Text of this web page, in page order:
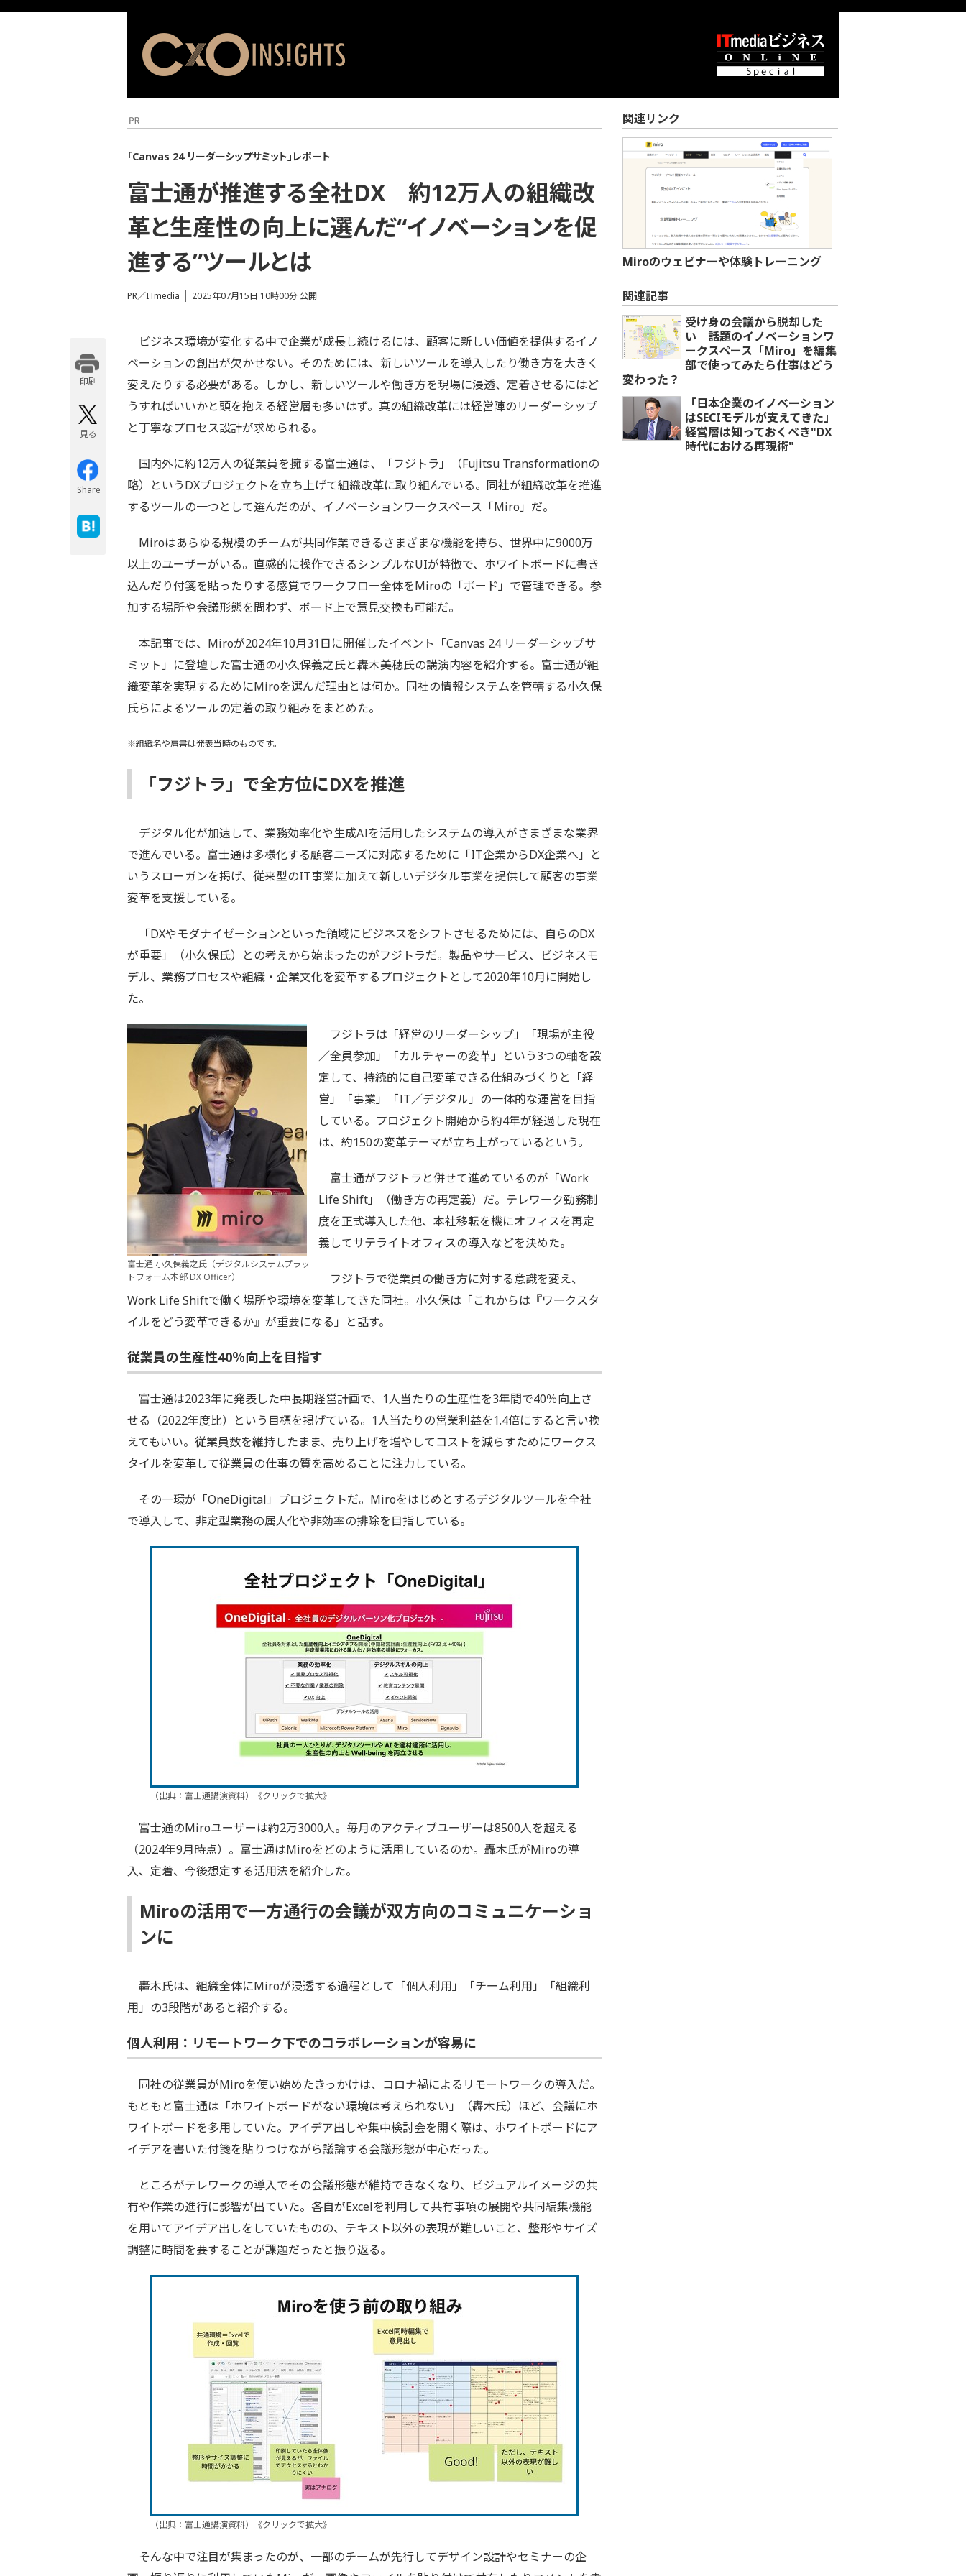
富士通が推進する全社DX 約12万人の組織改
革と生産性の向上に選んだ“イノベーションを促
進する”ツールとは
「Canvas 24 リーダーシップサミット」レポート
PR／ITmedia 2025年07月15日 10時00分 公開
印刷
見る
Share
ビジネス環境が変化する中で企業が成長し続けるには、顧客に新しい価値を提供するイノ
ベーションの創出が欠かせない。そのためには、新しいツールを導入したり働き方を大きく
変えたりする必要がある。しかし、新しいツールや働き方を現場に浸透、定着させるにはど
うすればいいかと頭を抱える経営層も多いはず。真の組織改革には経営陣のリーダーシップ
と丁寧なプロセス設計が求められる。
国内外に約12万人の従業員を擁する富士通は、「フジトラ」（Fujitsu Transformationの
略）というDXプロジェクトを立ち上げて組織改革に取り組んでいる。同社が組織改革を推進
するツールの一つとして選んだのが、イノベーションワークスペース「Miro」だ。
Miroはあらゆる規模のチームが共同作業できるさまざまな機能を持ち、世界中に9000万
以上のユーザーがいる。直感的に操作できるシンプルなUIが特徴で、ホワイトボードに書き
込んだり付箋を貼ったりする感覚でワークフロー全体をMiroの「ボード」で管理できる。参
加する場所や会議形態を問わず、ボード上で意見交換も可能だ。
本記事では、Miroが2024年10月31日に開催したイベント「Canvas 24 リーダーシップサ
ミット」に登壇した富士通の小久保義之氏と轟木美穂氏の講演内容を紹介する。富士通が組
織変革を実現するためにMiroを選んだ理由とは何か。同社の情報システムを管轄する小久保
氏らによるツールの定着の取り組みをまとめた。
※組織名や肩書は発表当時のものです。
「フジトラ」で全方位にDXを推進
デジタル化が加速して、業務効率化や生成AIを活用したシステムの導入がさまざまな業界
で進んでいる。富士通は多様化する顧客ニーズに対応するために「IT企業からDX企業へ」と
いうスローガンを掲げ、従来型のIT事業に加えて新しいデジタル事業を提供して顧客の事業
変革を支援している。
「DXやモダナイゼーションといった領域にビジネスをシフトさせるためには、自らのDX
が重要」（小久保氏）との考えから始まったのがフジトラだ。製品やサービス、ビジネスモ
デル、業務プロセスや組織・企業文化を変革するプロジェクトとして2020年10月に開始し
た。
富士通 小久保義之氏（デジタルシステムプラッ
トフォーム本部 DX Officer）
フジトラは「経営のリーダーシップ」「現場が主役
／全員参加」「カルチャーの変革」という3つの軸を設
定して、持続的に自己変革できる仕組みづくりと「経
営」「事業」「IT／デジタル」の一体的な運営を目指
している。プロジェクト開始から約4年が経過した現在
は、約150の変革テーマが立ち上がっているという。
富士通がフジトラと併せて進めているのが「Work
Life Shift」（働き方の再定義）だ。テレワーク勤務制
度を正式導入した他、本社移転を機にオフィスを再定
義してサテライトオフィスの導入などを決めた。
フジトラで従業員の働き方に対する意識を変え、
Work Life Shiftで働く場所や環境を変革してきた同社。小久保は「これからは『ワークスタ
イルをどう変革できるか』が重要になる」と話す。
従業員の生産性40％向上を目指す
富士通は2023年に発表した中長期経営計画で、1人当たりの生産性を3年間で40％向上さ
せる（2022年度比）という目標を掲げている。1人当たりの営業利益を1.4倍にすると言い換
えてもいい。従業員数を維持したまま、売り上げを増やしてコストを減らすためにワークス
タイルを変革して従業員の仕事の質を高めることに注力している。
その一環が「OneDigital」プロジェクトだ。Miroをはじめとするデジタルツールを全社
で導入して、非定型業務の属人化や非効率の排除を目指している。
（出典：富士通講演資料）《クリックで拡大》
富士通のMiroユーザーは約2万3000人。毎月のアクティブユーザーは8500人を超える
（2024年9月時点）。富士通はMiroをどのように活用しているのか。轟木氏がMiroの導
入、定着、今後想定する活用法を紹介した。
Miroの活用で一方通行の会議が双方向のコミュニケーショ
ンに
轟木氏は、組織全体にMiroが浸透する過程として「個人利用」「チーム利用」「組織利
用」の3段階があると紹介する。
個人利用：リモートワーク下でのコラボレーションが容易に
同社の従業員がMiroを使い始めたきっかけは、コロナ禍によるリモートワークの導入だ。
もともと富士通は「ホワイトボードがない環境は考えられない」（轟木氏）ほど、会議にホ
ワイトボードを多用していた。アイデア出しや集中検討会を開く際は、ホワイトボードにア
イデアを書いた付箋を貼りつけながら議論する会議形態が中心だった。
ところがテレワークの導入でその会議形態が維持できなくなり、ビジュアルイメージの共
有や作業の進行に影響が出ていた。各自がExcelを利用して共有事項の展開や共同編集機能
を用いてアイデア出しをしていたものの、テキスト以外の表現が難しいこと、整形やサイズ
調整に時間を要することが課題だったと振り返る。
（出典：富士通講演資料）《クリックで拡大》
そんな中で注目が集まったのが、一部のチームが先行してデザイン設計やセミナーの企
関連リンク
Miroのウェビナーや体験トレーニング
関連記事
受け身の会議から脱却した
い 話題のイノベーションワ
ークスペース「Miro」を編集
部で使ってみたら仕事はどう
変わった？
「日本企業のイノベーション
はSECIモデルが支えてきた」
経営層は知っておくべき"DX
時代における再現術"